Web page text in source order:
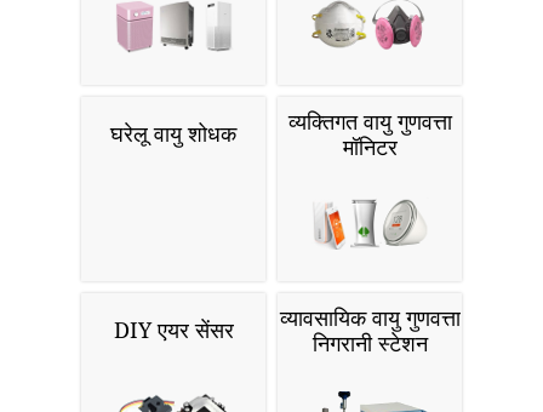
घरेलू वायु शोधक
व्यक्तिगत वायु गुणवत्ता
मॉनिटर
DIY एयर सेंसर
व्यावसायिक वायु गुणवत्ता
निगरानी स्टेशन